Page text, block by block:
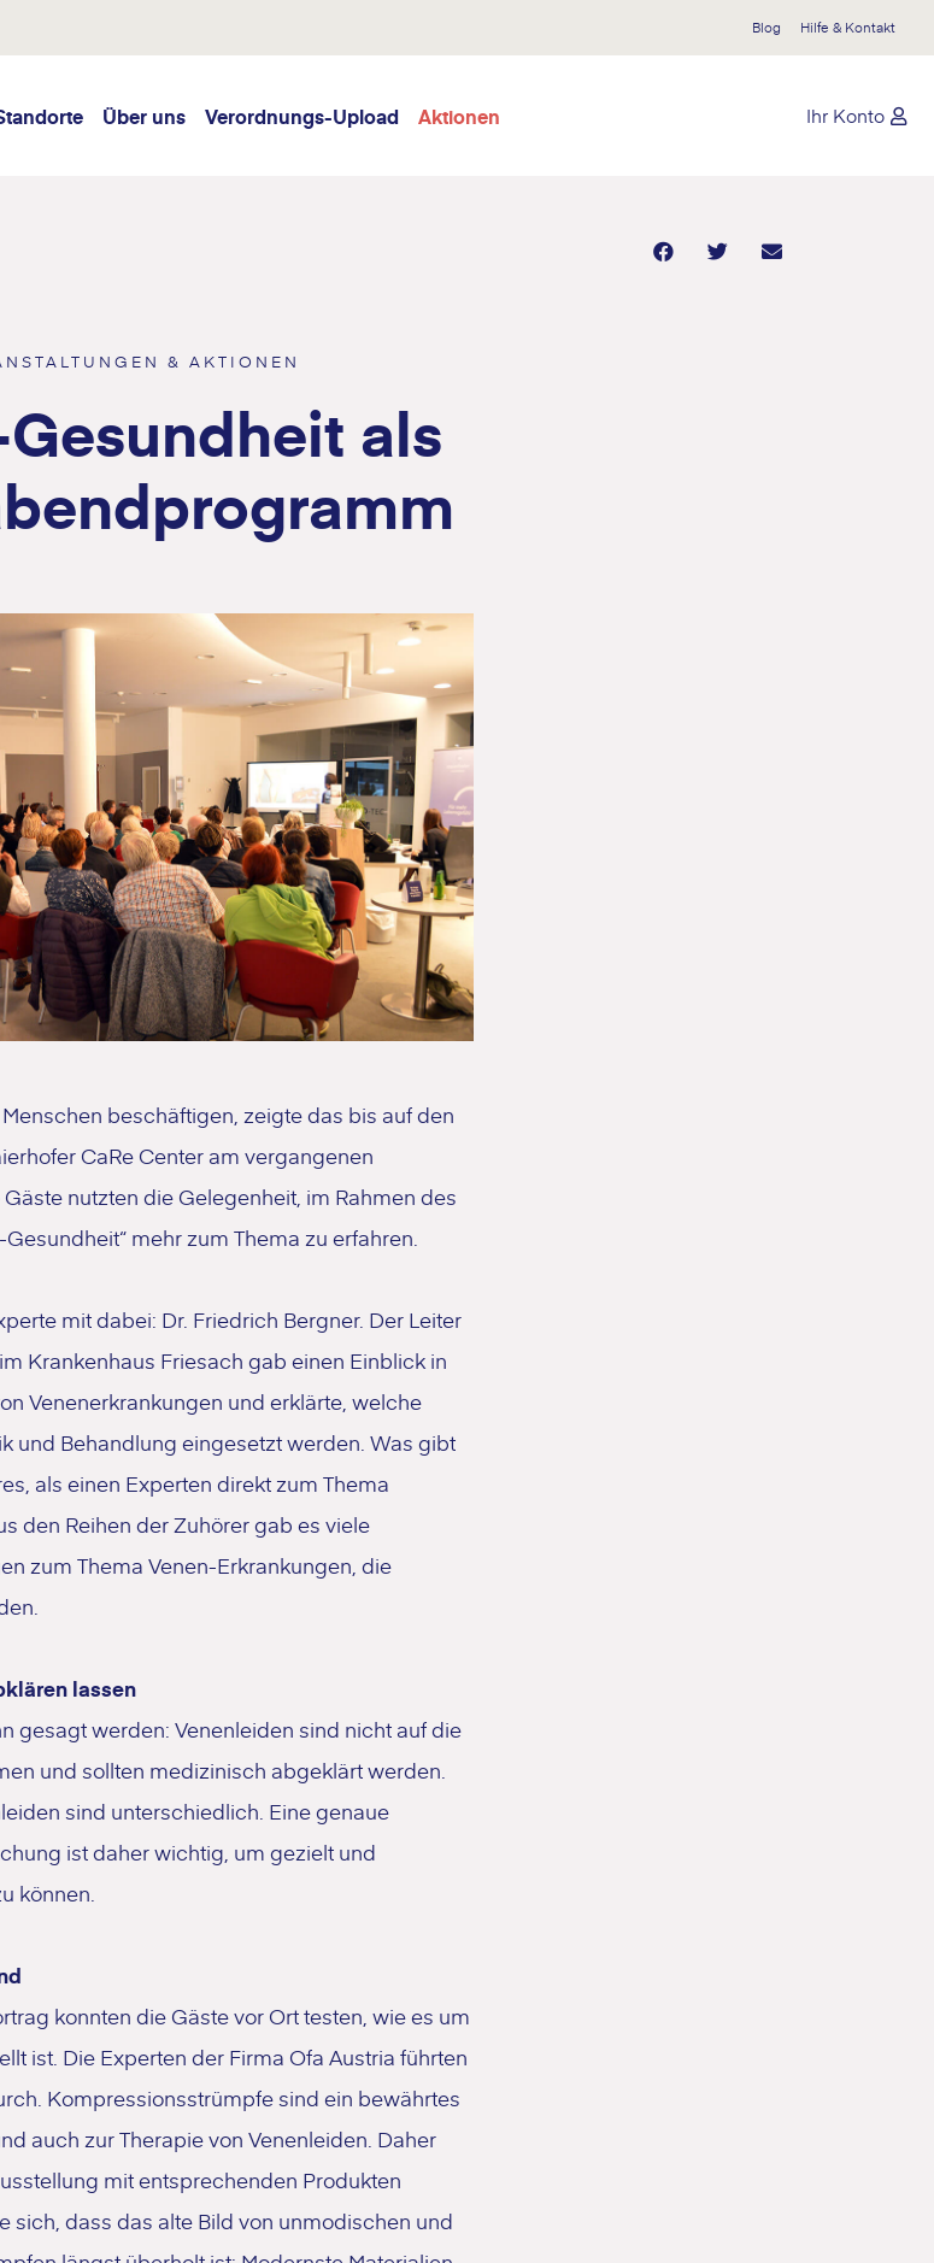
Blog Hilfe & Kontakt
Über uns Verordnungs-Upload Aktionen Ihr Konto
& AKTIONEN
als
beschäftigen, zeigte das bis auf den
CaRe Center am vergangenen
nutzten die Gelegenheit, im Rahmen des
mehr zum Thema zu erfahren.
mit dabei: Dr. Friedrich Bergner. Der Leiter
Krankenhaus Friesach gab einen Einblick in
Venenerkrankungen und erklärte, welche
und Behandlung eingesetzt werden. Was gibt
als einen Experten direkt zum Thema
den Reihen der Zuhörer gab es viele
zum Thema Venen-Erkrankungen, die
lassen
gesagt werden: Venenleiden sind nicht auf die
und sollten medizinisch abgeklärt werden.
sind unterschiedlich. Eine genaue
ist daher wichtig, um gezielt und
können.
konnten die Gäste vor Ort testen, wie es um
ist. Die Experten der Firma Ofa Austria führten
Kompressionsstrümpfe sind ein bewährtes
auch zur Therapie von Venenleiden. Daher
mit entsprechenden Produkten
sich, dass das alte Bild von unmodischen und